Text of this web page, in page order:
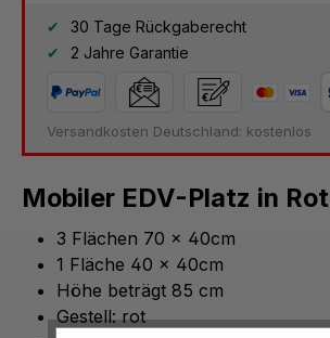
30 Tage Rückgaberecht
2 Jahre Garantie
Versandkosten Deutschland: kostenlos
Mobiler EDV-Platz in Rot
3 Flächen 70 x 40cm
1 Fläche 40 x 40cm
Höhe beträgt 85 cm
Gestell: rot